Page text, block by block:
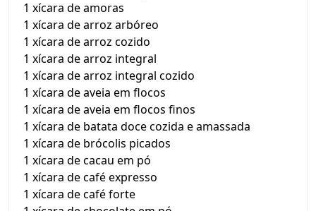
1 xícara de amoras
1 xícara de arroz arbóreo
1 xícara de arroz cozido
1 xícara de arroz integral
1 xícara de arroz integral cozido
1 xícara de aveia em flocos
1 xícara de aveia em flocos finos
1 xícara de batata doce cozida e amassada
1 xícara de brócolis picados
1 xícara de cacau em pó
1 xícara de café expresso
1 xícara de café forte